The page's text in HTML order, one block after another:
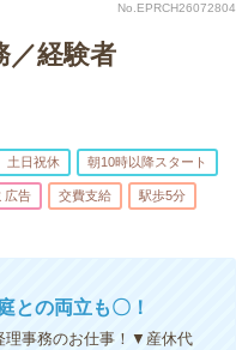
No.EPRCH26072804
／経験者
土日祝休 朝10時以降スタート
広告 交費支給 駅歩5分
との両立も〇！
理事務のお仕事！▼産休代